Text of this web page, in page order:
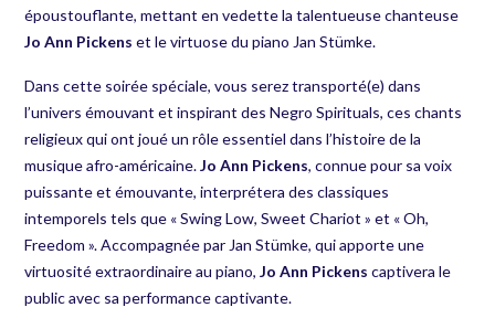
époustouflante, mettant en vedette la talentueuse chanteuse
Jo Ann Pickens et le virtuose du piano Jan Stümke.
Dans cette soirée spéciale, vous serez transporté(e) dans
l’univers émouvant et inspirant des Negro Spirituals, ces chants
religieux qui ont joué un rôle essentiel dans l’histoire de la
musique afro-américaine.Jo Ann Pickens, connue pour sa voix
puissante et émouvante, interprétera des classiques
intemporels tels que « Swing Low, Sweet Chariot » et « Oh,
Freedom ». Accompagnée par Jan Stümke, qui apporte une
virtuosité extraordinaire au piano, Jo Ann Pickens captivera le
public avec sa performance captivante.